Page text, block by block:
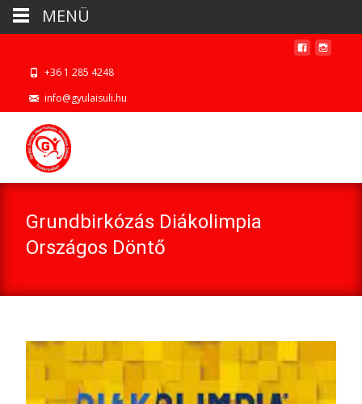
+36 1 285 4248
info@gyulaisuli.hu
Grundbirkózás Diákolimpia
Országos Döntő
MENÜ